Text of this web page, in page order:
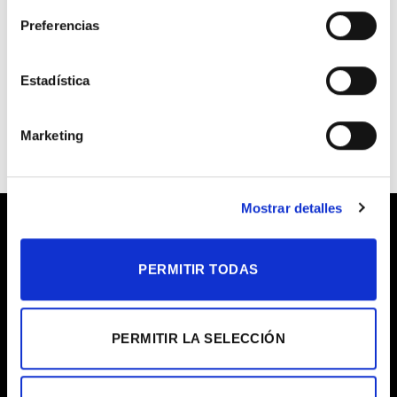
Preferencias
Estadística
Marketing
Mostrar detalles
PERMITIR TODAS
PERMITIR LA SELECCIÓN
Plantas